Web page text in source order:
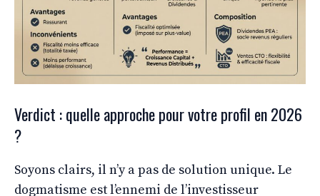
Verdict : quelle approche pour votre profil en 2026
?
Soyons clairs, il n’y a pas de solution unique. Le
dogmatisme est l’ennemi de l’investisseur